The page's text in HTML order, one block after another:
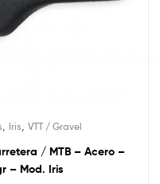
Iris ,VTT / Gravel
/ MTB – Acero –
– Mod. Iris